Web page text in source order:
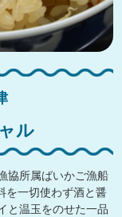
ル
協所属ばいかご漁船
を一切使わず酒と醤
と温玉をのせた一品